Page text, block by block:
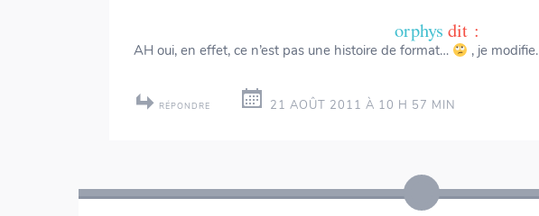
orphys dit :
AH oui, en effet, ce n’est pas une histoire de format… , je modifie.
RÉPONDRE 21 AOÛT 2011 À 10 H 57 MIN